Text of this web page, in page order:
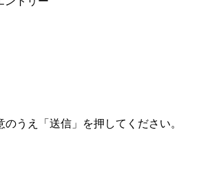
うえ「送信」を押してください。